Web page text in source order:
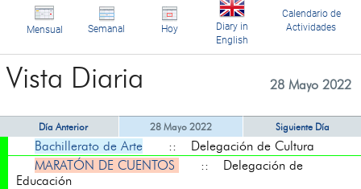
Mensual Semanal Hoy
Diary in
English
Calendario de
Actividades
Vista Diaria 28 Mayo 2022
Día Anterior 28 Mayo 2022 Siguiente Día
Bachillerato de Arte
:: Delegación de Cultura
MARATÓN DE CUENTOS
:: Delegación de
Educación